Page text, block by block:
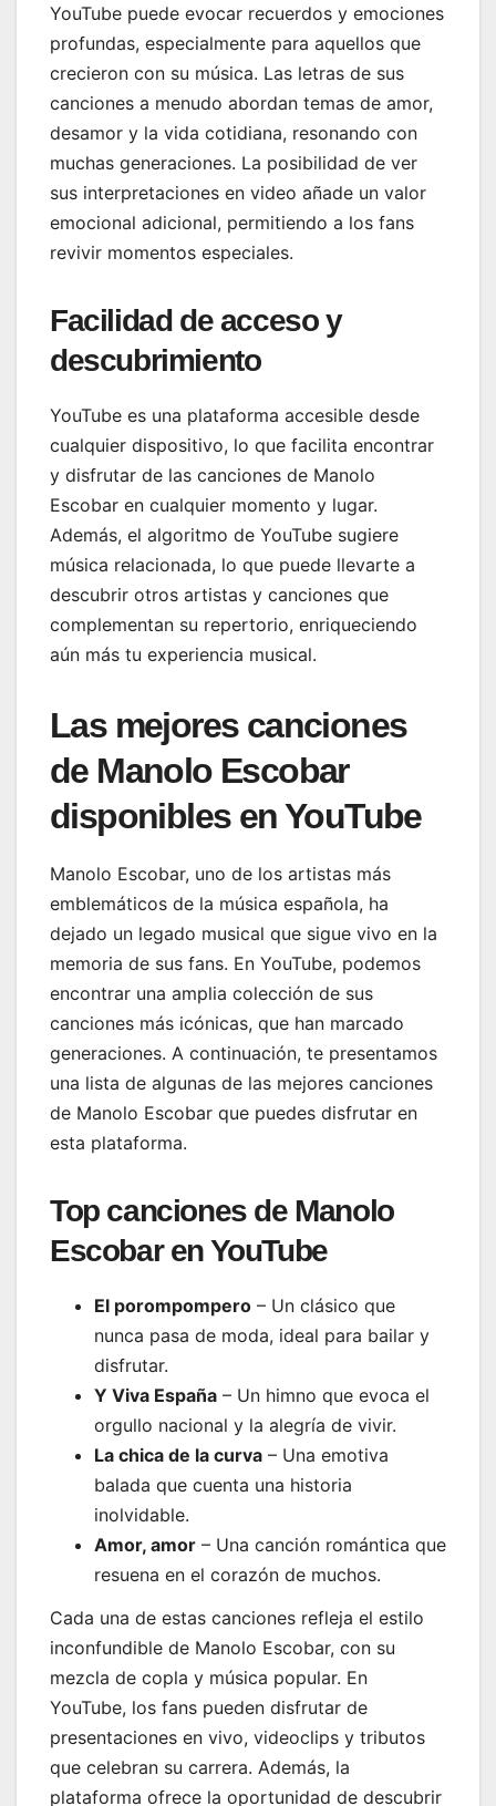
YouTube puede evocar recuerdos y emociones
profundas, especialmente para aquellos que
crecieron con su música. Las letras de sus
canciones a menudo abordan temas de amor,
desamor y la vida cotidiana, resonando con
muchas generaciones. La posibilidad de ver
sus interpretaciones en video añade un valor
emocional adicional, permitiendo a los fans
revivir momentos especiales.
Facilidad de acceso y
descubrimiento
YouTube es una plataforma accesible desde
cualquier dispositivo, lo que facilita encontrar
y disfrutar de las canciones de Manolo
Escobar en cualquier momento y lugar.
Además, el algoritmo de YouTube sugiere
música relacionada, lo que puede llevarte a
descubrir otros artistas y canciones que
complementan su repertorio, enriqueciendo
aún más tu experiencia musical.
Las mejores canciones
de Manolo Escobar
disponibles en YouTube
Manolo Escobar, uno de los artistas más
emblemáticos de la música española, ha
dejado un legado musical que sigue vivo en la
memoria de sus fans. En YouTube, podemos
encontrar una amplia colección de sus
canciones más icónicas, que han marcado
generaciones. A continuación, te presentamos
una lista de algunas de las mejores canciones
de Manolo Escobar que puedes disfrutar en
esta plataforma.
Top canciones de Manolo
Escobar en YouTube
El porompompero – Un clásico que
nunca pasa de moda, ideal para bailar y
disfrutar.
Y Viva España – Un himno que evoca el
orgullo nacional y la alegría de vivir.
La chica de la curva – Una emotiva
balada que cuenta una historia
inolvidable.
Amor, amor – Una canción romántica que
resuena en el corazón de muchos.
Cada una de estas canciones refleja el estilo
inconfundible de Manolo Escobar, con su
mezcla de copla y música popular. En
YouTube, los fans pueden disfrutar de
presentaciones en vivo, videoclips y tributos
que celebran su carrera. Además, la
plataforma ofrece la oportunidad de descubrir